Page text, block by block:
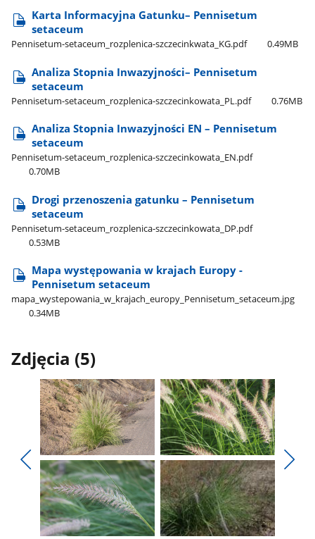
Karta Informacyjna Gatunku– Pennisetum
setaceum
Pennisetum-setaceum​_rozplenica-szczecinkwata​_KG.pdf 0.49MB
Analiza Stopnia Inwazyjności– Pennisetum
setaceum
Pennisetum-setaceum​_rozplenica-szczecinkowata​_PL.pdf 0.76MB
Analiza Stopnia Inwazyjności EN – Pennisetum
setaceum
Pennisetum-setaceum​_rozplenica-szczecinkowata​_EN.pdf
0.70MB
Drogi przenoszenia gatunku – Pennisetum
setaceum
Pennisetum-setaceum​_rozplenica-szczecinkowata​_DP.pdf
0.53MB
Mapa występowania w krajach Europy -
Pennisetum setaceum
mapa​_wystepowania​_w​_krajach​_europy​_Pennisetum​_setaceum.jpg
0.34MB
Zdjęcia (5)
Pokaż
poprzednie
zdjęcia
Pokaż
zdjęcie
1
z
galerii.
Pokaż
zdjęcie
2
z
galerii.